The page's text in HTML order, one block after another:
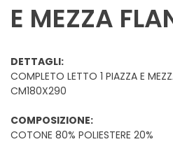
E MEZZA
DETTAGLI:
COMPLETO LETTO 1 PIAZZA E
CM180X290
COMPOSIZIONE:
COTONE 80% POLIESTERE 20%